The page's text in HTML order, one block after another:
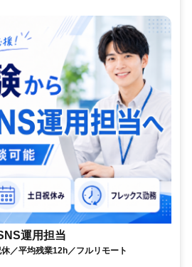
運用担当
／平均残業12h／フルリモート